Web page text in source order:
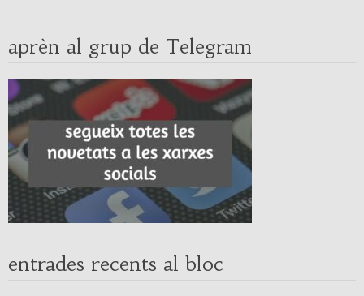
aprèn al grup de Telegram
entrades recents al bloc